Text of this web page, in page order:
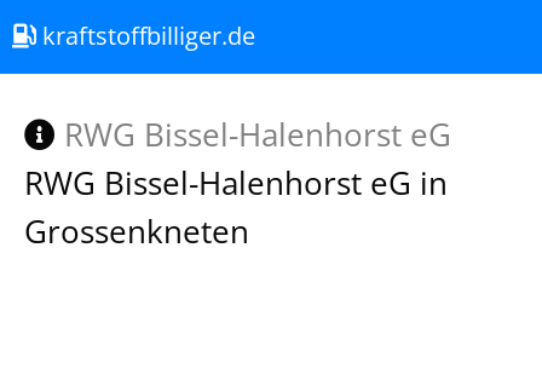
kraftstoffbilliger.de
RWG Bissel-Halenhorst eG
RWG Bissel-Halenhorst eG in
Grossenkneten